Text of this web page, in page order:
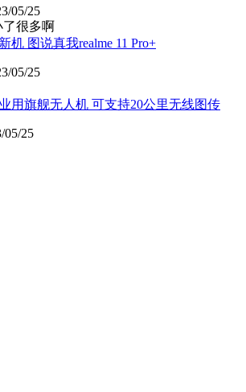
05/25
了很多啊
机 图说真我realme 11 Pro+
05/25
用旗舰无人机 可支持20公里无线图传
05/25